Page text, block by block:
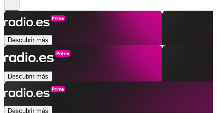
Descubrir más
Descubrir más
Descubrir más